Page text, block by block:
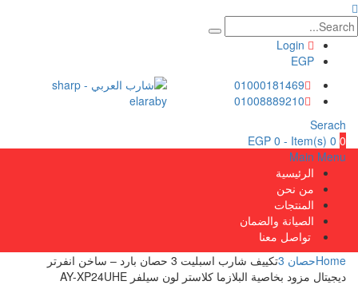
EGP
01000181469
01008889210
Serach
0
0 Item(s) -
EGP 0
Main Menu
الرئيسية
من نحن
المنتجات
الصيانة والضمان
تواصل معنا
Homeحصان 3
تكييف شارب اسبليت 3 حصان بارد – ساخن انفرتر
ديجيتال مزود بخاصية البلازما كلاستر لون سيلفر AY-XP24UHE